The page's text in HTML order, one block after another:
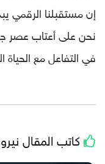
إن مستقبلنا الرقمي
نحن على أعتاب عصر
في التفاعل مع الحياة
كاتب المقال